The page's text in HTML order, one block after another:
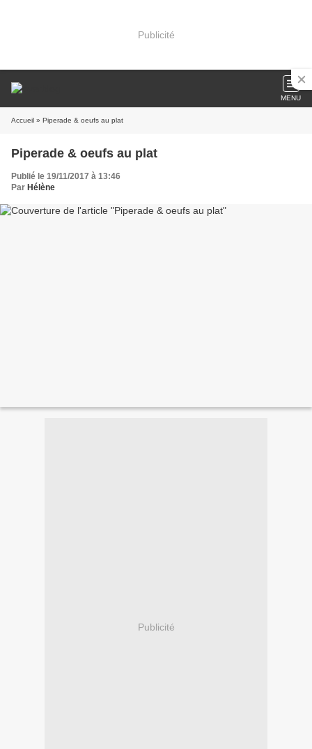
Publicité
MENU
Accueil » Piperade & oeufs au plat
Piperade & oeufs au plat
Publié le 19/11/2017 à 13:46
Par Hélène
Publicité